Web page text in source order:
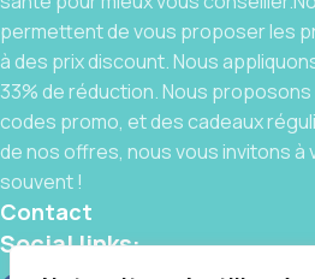
permettent de vous proposer les
à des prix discount. Nous
33% de réduction. Nous
codes promo, et des cadeaux
de nos offres, nous vous invitons à
souvent !
Contact
Social links: